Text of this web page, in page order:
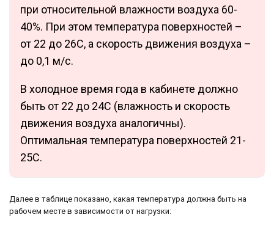
при относительной влажности воздуха 60-
40%. При этом температура поверхностей –
от 22 до 26С, а скорость движения воздуха –
до 0,1 м/с.
В холодное время года в кабинете должно
быть от 22 до 24С (влажность и скорость
движения воздуха аналогичны).
Оптимальная температура поверхностей 21-
25С.
Далее в таблице показано, какая температура должна быть на
рабочем месте в зависимости от нагрузки: